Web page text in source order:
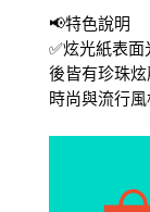
📢特色說明
✅炫光紙表
後皆有珍珠
時尚與流行風